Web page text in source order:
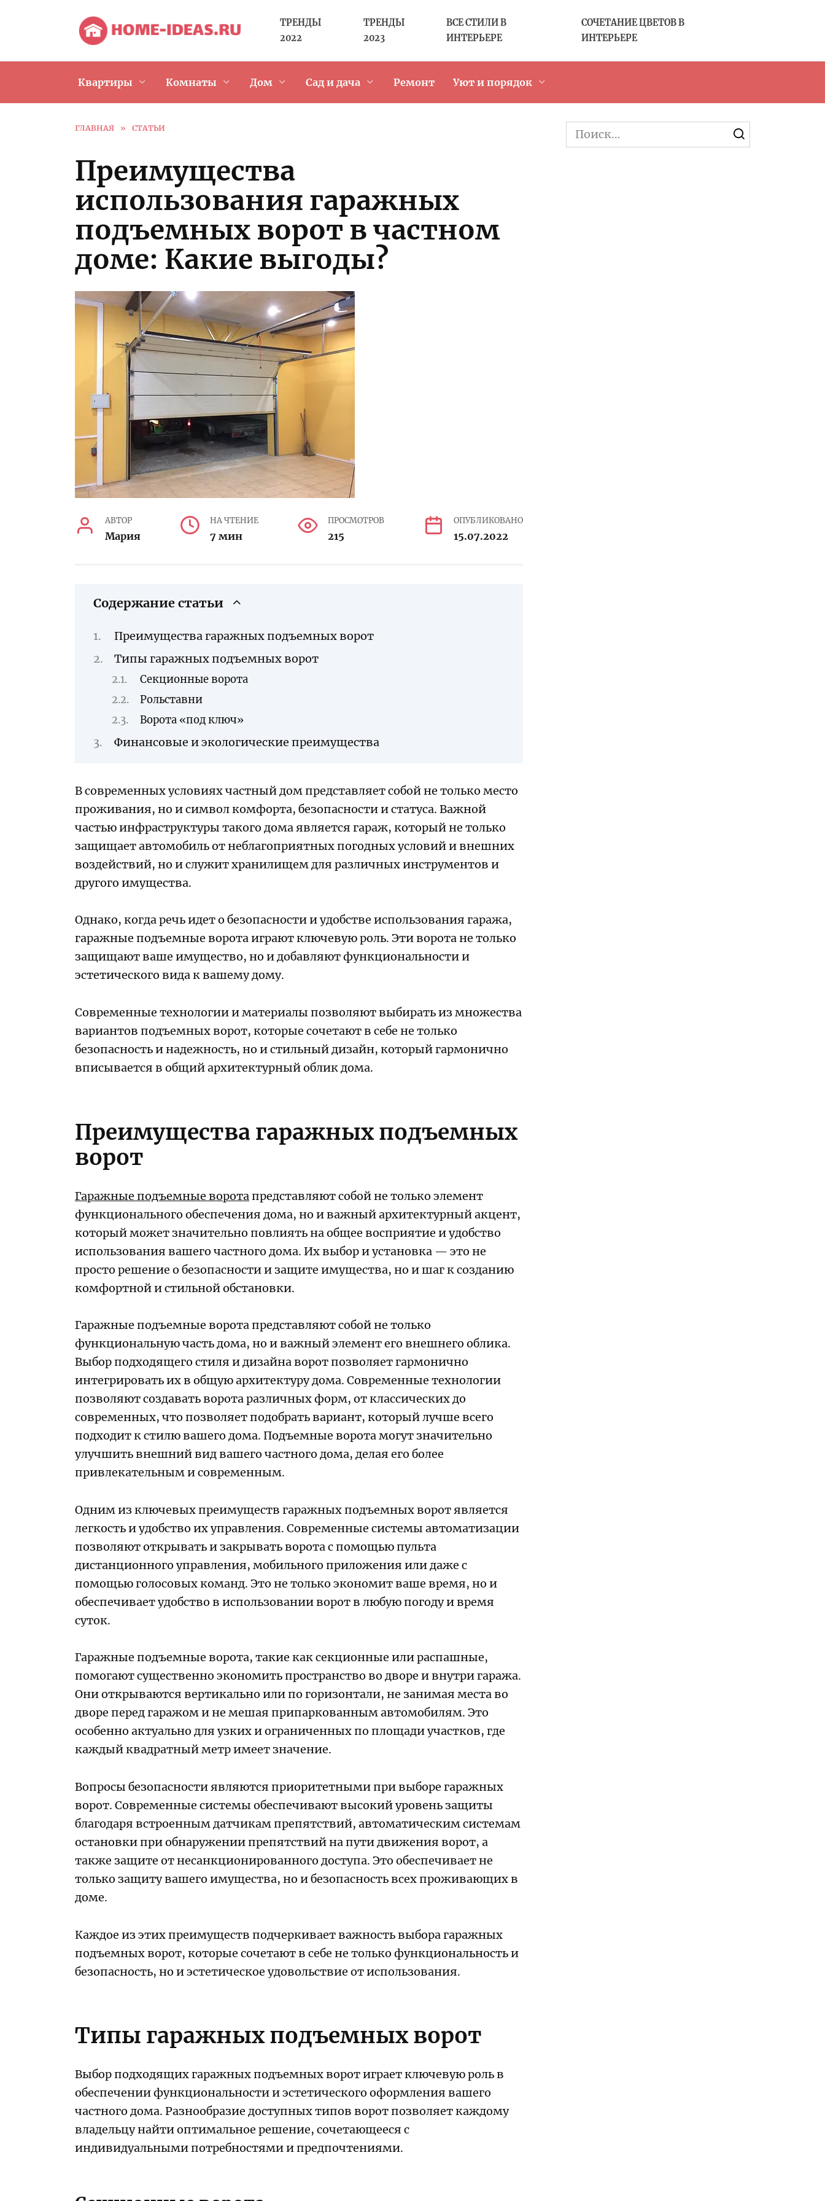
ТРЕНДЫ
2022
ТРЕНДЫ
2023
ВСЕ СТИЛИ В
ИНТЕРЬЕРЕ
CОЧЕТАНИЕ ЦВЕТОВ В
ИНТЕРЬЕРЕ
Квартиры Комнаты Дом Сад и дача Ремонт Уют и порядок
ГЛАВНАЯ » СТАТЬИ
Преимущества
использования гаражных
подъемных ворот в частном
доме: Какие выгоды?
АВТОР
Мария
НА ЧТЕНИЕ
7 мин
ПРОСМОТРОВ
215
ОПУБЛИКОВАНО
15.07.2022
Содержание статьи
Преимущества гаражных подъемных ворот
Типы гаражных подъемных ворот
Секционные ворота
Рольставни
Ворота «под ключ»
Финансовые и экологические преимущества
В современных условиях частный дом представляет собой не только место
проживания, но и символ комфорта, безопасности и статуса. Важной
частью инфраструктуры такого дома является гараж, который не только
защищает автомобиль от неблагоприятных погодных условий и внешних
воздействий, но и служит хранилищем для различных инструментов и
другого имущества.
Однако, когда речь идет о безопасности и удобстве использования гаража,
гаражные подъемные ворота играют ключевую роль. Эти ворота не только
защищают ваше имущество, но и добавляют функциональности и
эстетического вида к вашему дому.
Современные технологии и материалы позволяют выбирать из множества
вариантов подъемных ворот, которые сочетают в себе не только
безопасность и надежность, но и стильный дизайн, который гармонично
вписывается в общий архитектурный облик дома.
Преимущества гаражных подъемных
ворот
Гаражные подъемные ворота представляют собой не только элемент
функционального обеспечения дома, но и важный архитектурный акцент,
который может значительно повлиять на общее восприятие и удобство
использования вашего частного дома. Их выбор и установка — это не
просто решение о безопасности и защите имущества, но и шаг к созданию
комфортной и стильной обстановки.
Гаражные подъемные ворота представляют собой не только
функциональную часть дома, но и важный элемент его внешнего облика.
Выбор подходящего стиля и дизайна ворот позволяет гармонично
интегрировать их в общую архитектуру дома. Современные технологии
позволяют создавать ворота различных форм, от классических до
современных, что позволяет подобрать вариант, который лучше всего
подходит к стилю вашего дома. Подъемные ворота могут значительно
улучшить внешний вид вашего частного дома, делая его более
привлекательным и современным.
Одним из ключевых преимуществ гаражных подъемных ворот является
легкость и удобство их управления. Современные системы автоматизации
позволяют открывать и закрывать ворота с помощью пульта
дистанционного управления, мобильного приложения или даже с
помощью голосовых команд. Это не только экономит ваше время, но и
обеспечивает удобство в использовании ворот в любую погоду и время
суток.
Гаражные подъемные ворота, такие как секционные или распашные,
помогают существенно экономить пространство во дворе и внутри гаража.
Они открываются вертикально или по горизонтали, не занимая места во
дворе перед гаражом и не мешая припаркованным автомобилям. Это
особенно актуально для узких и ограниченных по площади участков, где
каждый квадратный метр имеет значение.
Вопросы безопасности являются приоритетными при выборе гаражных
ворот. Современные системы обеспечивают высокий уровень защиты
благодаря встроенным датчикам препятствий, автоматическим системам
остановки при обнаружении препятствий на пути движения ворот, а
также защите от несанкционированного доступа. Это обеспечивает не
только защиту вашего имущества, но и безопасность всех проживающих в
доме.
Каждое из этих преимуществ подчеркивает важность выбора гаражных
подъемных ворот, которые сочетают в себе не только функциональность и
безопасность, но и эстетическое удовольствие от использования.
Типы гаражных подъемных ворот
Выбор подходящих гаражных подъемных ворот играет ключевую роль в
обеспечении функциональности и эстетического оформления вашего
частного дома. Разнообразие доступных типов ворот позволяет каждому
владельцу найти оптимальное решение, сочетающееся с
индивидуальными потребностями и предпочтениями.
Search
for: